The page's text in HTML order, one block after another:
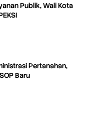
Publik, Wali Kota
Pertanahan,
Baru